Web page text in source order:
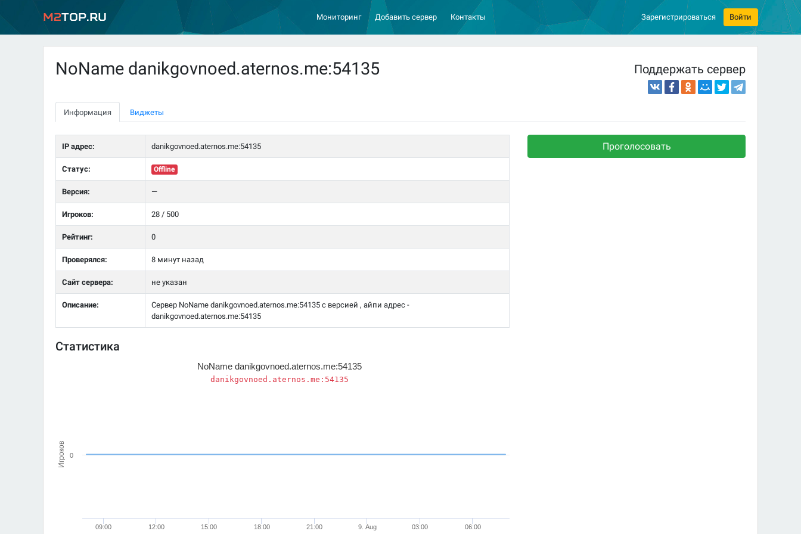
M2Top.ru Мониторинг Добавить сервер Контакты Зарегистрироваться Войти
NoName danikgovnoed.aternos.me:54135 Поддержать сервер
Информация Виджеты
IP адрес: danikgovnoed.aternos.me:54135
Статус: Offline
Версия: —
Игроков: 28 / 500
Рейтинг: 0
Проверялся: 8 минут назад
Сайт сервера: не указан
Описание:
Сервер NoName danikgovnoed.aternos.me:54135 с версией , айпи адрес -
danikgovnoed.aternos.me:54135
Статистика
Игроков
NoName danikgovnoed.aternos.me:54135
danikgovnoed.aternos.me:54135
09:00 12:00 15:00 18:00 21:00 9. Aug 03:00 06:00
0
Проголосовать